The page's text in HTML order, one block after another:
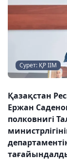
Сурет: ҚР ІІМ
Қазақстан
Ержан
полковнигі